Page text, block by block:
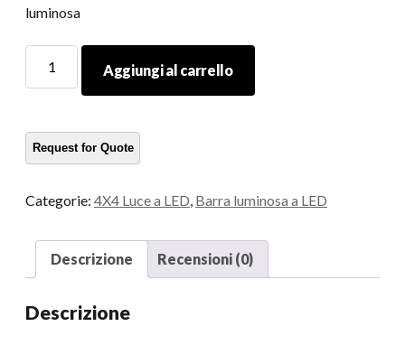
luminosa
LED
quantità
Aggiungi al carrello
Categorie: 4X4 Luce a LED Barra luminosa a LED
Descrizione Recensioni (0)
Descrizione